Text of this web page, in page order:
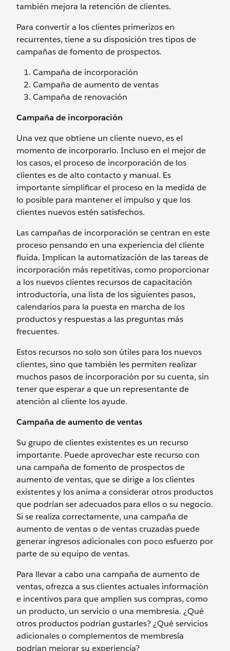
también mejora la retención de clientes.
Para convertir a los clientes primerizos en
recurrentes, tiene a su disposición tres tipos de
campañas de fomento de prospectos.
Campaña de incorporación
Campaña de aumento de ventas
Campaña de renovación
Campaña de incorporación
Una vez que obtiene un cliente nuevo, es el
momento de incorporarlo. Incluso en el mejor de
los casos, el proceso de incorporación de los
clientes es de alto contacto y manual. Es
importante simplificar el proceso en la medida de
lo posible para mantener el impulso y que los
clientes nuevos estén satisfechos.
Las campañas de incorporación se centran en este
proceso pensando en una experiencia del cliente
fluida. Implican la automatización de las tareas de
incorporación más repetitivas, como proporcionar
a los nuevos clientes recursos de capacitación
introductoria, una lista de los siguientes pasos,
calendarios para la puesta en marcha de los
productos y respuestas a las preguntas más
frecuentes.
Estos recursos no solo son útiles para los nuevos
clientes, sino que también les permiten realizar
muchos pasos de incorporación por su cuenta, sin
tener que esperar a que un representante de
atención al cliente los ayude.
Campaña de aumento de ventas
Su grupo de clientes existentes es un recurso
importante. Puede aprovechar este recurso con
una campaña de fomento de prospectos de
aumento de ventas, que se dirige a los clientes
existentes y los anima a considerar otros productos
que podrían ser adecuados para ellos o su negocio.
Si se realiza correctamente, una campaña de
aumento de ventas o de ventas cruzadas puede
generar ingresos adicionales con poco esfuerzo por
parte de su equipo de ventas.
Para llevar a cabo una campaña de aumento de
ventas, ofrezca a sus clientes actuales información
e incentivos para que amplíen sus compras, como
un producto, un servicio o una membresía. ¿Qué
otros productos podrían gustarles? ¿Qué servicios
adicionales o complementos de membresía
podrían mejorar su experiencia?